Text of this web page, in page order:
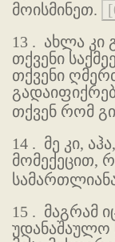
მოისმინეთ.
13 . ახლა კი
თქვენი
თქვენი
თქვენ რომ
14 . მე კი,
მომექეცით,
15 . მაგრამ
უდანაშაულო